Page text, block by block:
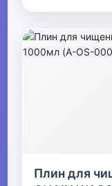
Плин для